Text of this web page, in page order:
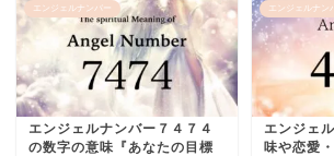
エンジェルナンバー
エンジェルナンバー７４７４
の数字の意味『あなたの目標
エンジェルナン
エンジェ
味や恋愛